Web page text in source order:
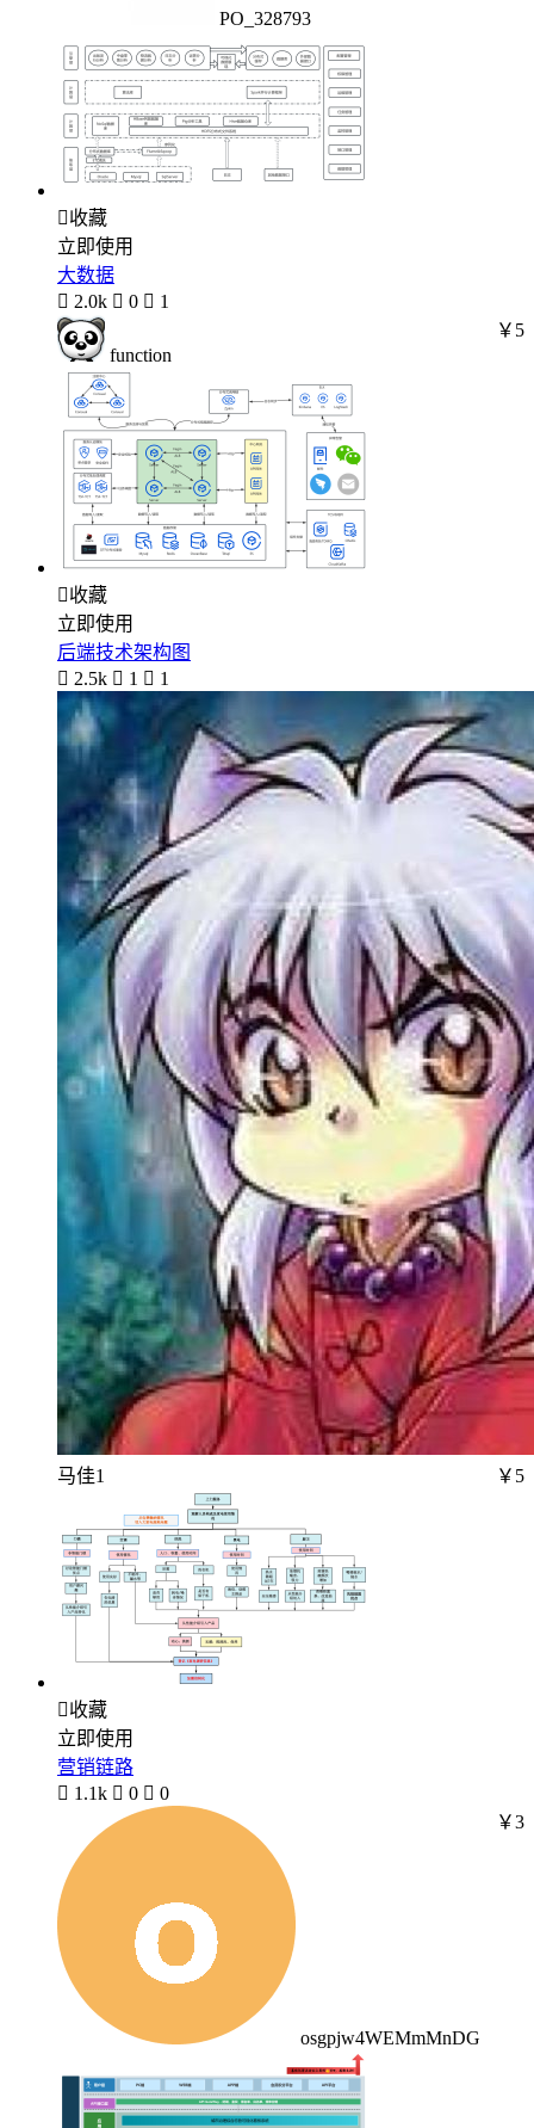
PO_328793
收藏
立即使用
大数据
 2.0k  0  1
function
￥5
收藏
立即使用
后端技术架构图
 2.5k  1  1
马佳1 ￥5
收藏
立即使用
营销链路
 1.1k  0  0
osgpjw4WEMmMnDG
￥3